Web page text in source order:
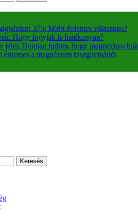
375: Miért érdemes választani?
Hogy fogyjak le hatékonyan?
jelei: Honnan tudom, hogy magnézium
a magnézium biszglicinátról